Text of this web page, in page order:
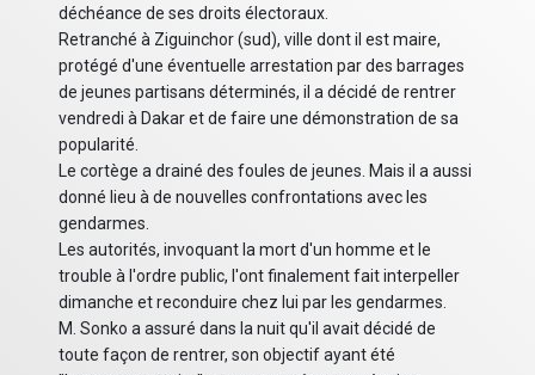
déchéance de ses droits électoraux.
Retranché à Ziguinchor (sud), ville dont il est maire,
protégé d'une éventuelle arrestation par des barrages
de jeunes partisans déterminés, il a décidé de rentrer
vendredi à Dakar et de faire une démonstration de sa
popularité.
Le cortège a drainé des foules de jeunes. Mais il a aussi
donné lieu à de nouvelles confrontations avec les
gendarmes.
Les autorités, invoquant la mort d'un homme et le
trouble à l'ordre public, l'ont finalement fait interpeller
dimanche et reconduire chez lui par les gendarmes.
M. Sonko a assuré dans la nuit qu'il avait décidé de
toute façon de rentrer, son objectif ayant été